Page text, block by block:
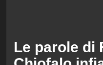
Le parole di